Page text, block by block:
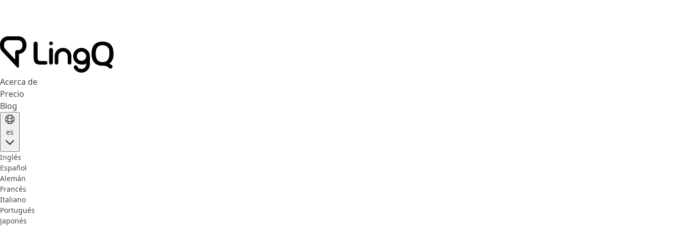
Acerca de
Precio
Blog
es
Inglés
Español
Alemán
Francés
Italiano
Portugués
Japonés